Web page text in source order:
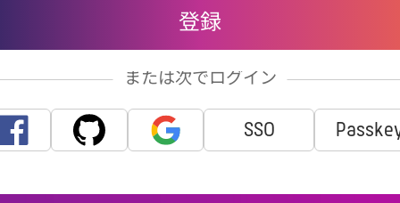
または次でログイン
SSO